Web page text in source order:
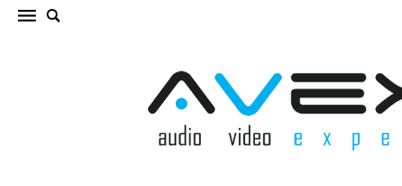
OEHLBACH Art. No. 35401 HP-STAND ACRYLIC